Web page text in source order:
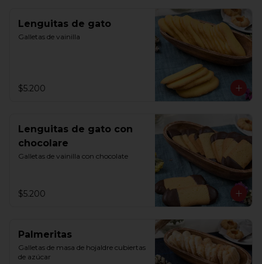
Lenguitas de gato
Galletas de vainilla
$5.200
Lenguitas de gato con
chocolare
Galletas de vainilla con chocolate
$5.200
Palmeritas
Galletas de masa de hojaldre cubiertas
de azúcar